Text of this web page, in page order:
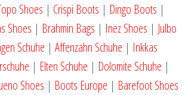
Shoes | Crispi Boots | Dingo Boots |
Shoes | Brahmin Bags | Inez Shoes | Julbo
Schuhe | Affenzahn Schuhe | Inkkas
| Elten Schuhe | Dolomite Schuhe |
Shoes | Boots Europe | Barefoot Shoes